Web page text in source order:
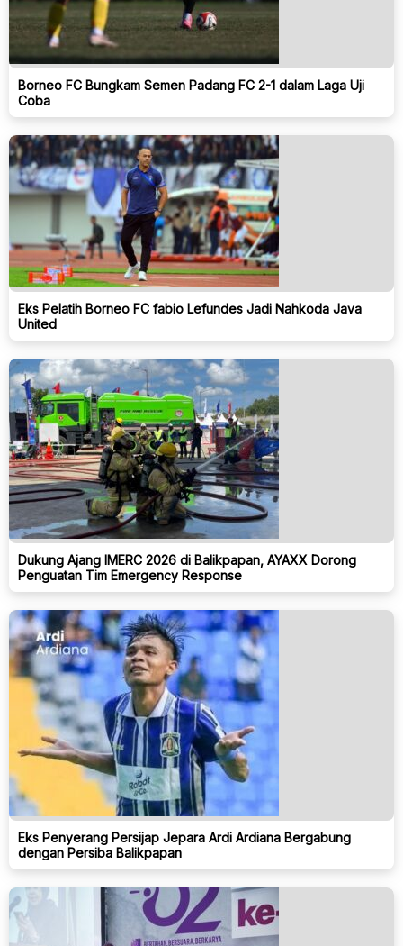
Borneo FC Bungkam Semen Padang FC 2-1 dalam Laga Uji
Coba
Eks Pelatih Borneo FC fabio Lefundes Jadi Nahkoda Java
United
Dukung Ajang IMERC 2026 di Balikpapan, AYAXX Dorong
Penguatan Tim Emergency Response
Eks Penyerang Persijap Jepara Ardi Ardiana Bergabung
dengan Persiba Balikpapan